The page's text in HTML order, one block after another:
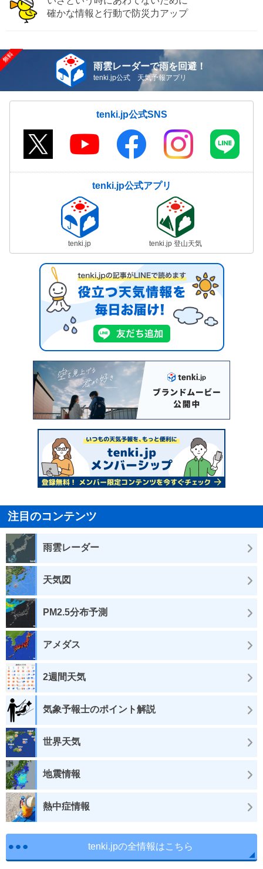
確かな情報と行動で防災力アップ
雨雲レーダーで雨を回避！
tenki.jp公式 天気予報アプリ
tenki.jp公式SNS
tenki.jp公式アプリ
tenki.jp tenki.jp 登山天気
注目のコンテンツ
雨雲レーダー
天気図
PM2.5分布予測
アメダス
2週間天気
気象予報士のポイント解説
世界天気
地震情報
熱中症情報
tenki.jpの全情報はこちら